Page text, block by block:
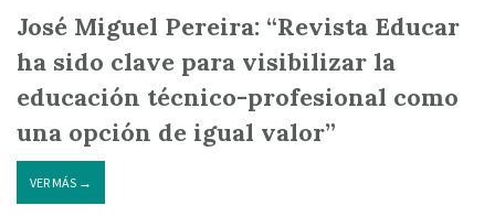
José Miguel Pereira: “Revista Educar
ha sido clave para visibilizar la
educación técnico-profesional como
una opción de igual valor”
VER MÁS →